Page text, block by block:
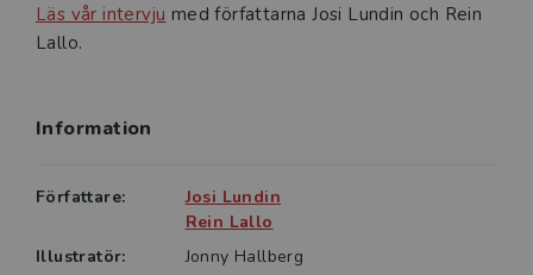
• Hur kan motivation bli ett verktyg för att locka fram
Läs vår intervju med författarna Josi Lundin och Rein
Lallo.
Information
Författare:
Josi Lundin
Rein Lallo
Illustratör:
Jonny Hallberg